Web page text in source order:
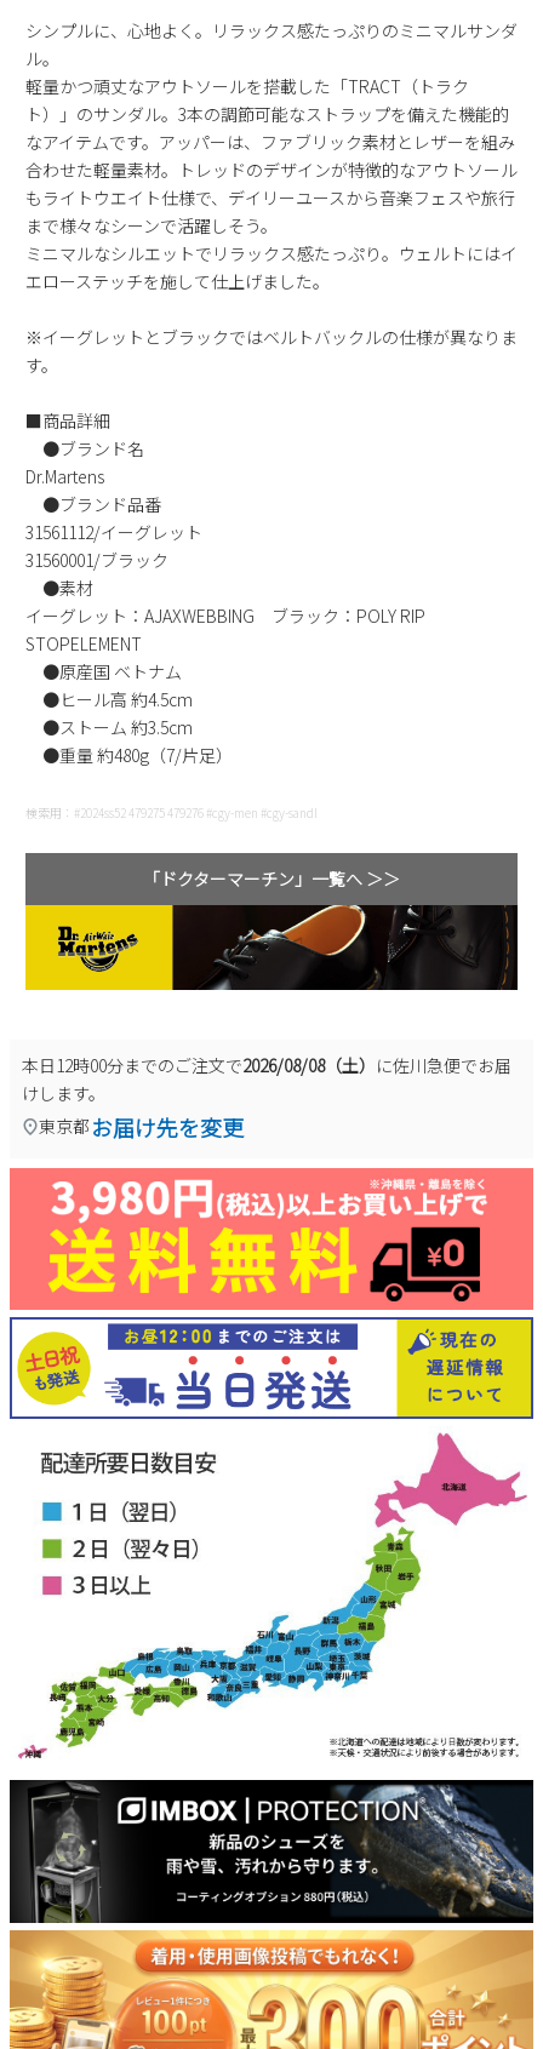
30
31
2026 年9月
日 月 火 水 木 金
土
2 3 4
5
6
7 8 9 10 11
12
13
14 15 16
20
21 22 23 24 25
26
27
28 29 30
新規会員登録
会社概要
プライバシーポリシー
特定商取引法に基づく表示
お問い合わせ
シンプルに、心地よく。リラックス感たっぷりのミニマルサンダ
ル。
軽量かつ頑丈なアウトソールを搭載した「TRACT（トラク
ト）」のサンダル。3本の調節可能なストラップを備えた機能的
なアイテムです。アッパーは、ファブリック素材とレザーを組み
合わせた軽量素材。トレッドのデザインが特徴的なアウトソール
もライトウエイト仕様で、デイリーユースから音楽フェスや旅行
まで様々なシーンで活躍しそう。
ミニマルなシルエットでリラックス感たっぷり。ウェルトにはイ
エローステッチを施して仕上げました。
※イーグレットとブラックではベルトバックルの仕様が異なりま
す。
■商品詳細
●ブランド名
Dr.Martens
●ブランド品番
31561112/イーグレット
31560001/ブラック
●素材
イーグレット：AJAXWEBBING ブラック：POLY RIP
STOPELEMENT
●原産国 ベトナム
●ヒール高 約4.5cm
●ストーム 約3.5cm
●重量 約480g（7/片足）
検索用：#2024ss52 479275 479276 #cgy-men #cgy-sandl
「ドクターマーチン」一覧へ ＞＞
本日 12時00分までのご注文で2026/08/08（土） に佐川急便でお届
けします。
東京都 お届け先を変更